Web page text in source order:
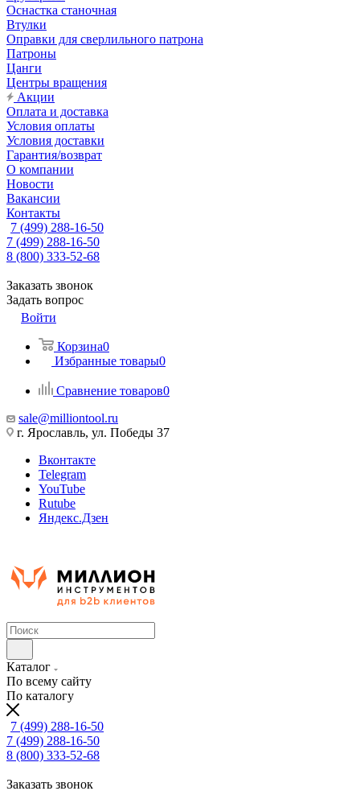
Оснастка станочная
Втулки
Оправки для сверлильного патрона
Патроны
Цанги
Центры вращения
Акции
Оплата и доставка
Условия оплаты
Условия доставки
Гарантия/возврат
О компании
Новости
Вакансии
Контакты
7 (499) 288-16-50
7 (499) 288-16-50
8 (800) 333-52-68
Заказать звонок
Задать вопрос
Войти
Корзина0
Избранные товары0
Сравнение товаров0
sale@milliontool.ru
г. Ярославль, ул. Победы 37
Вконтакте
Telegram
YouTube
Rutube
Яндекс.Дзен
Каталог
По всему сайту
По каталогу
7 (499) 288-16-50
7 (499) 288-16-50
8 (800) 333-52-68
Заказать звонок